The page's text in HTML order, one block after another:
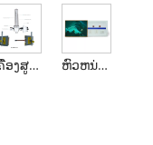
ເຄື່ອງສູດອາກາດທາງອາກາດ Buoy Buoy ຫົວຫນ່ວຍຫົວຕຽງ VIP